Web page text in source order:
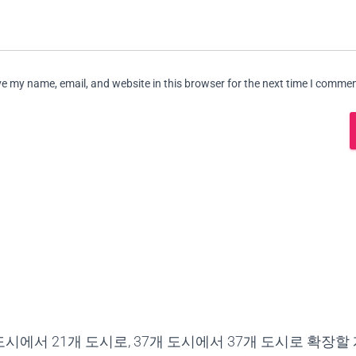
my name, email, and website in this browser for the next time I
에서 21개 도시로, 37개 도시에서 37개 도시로 확장할